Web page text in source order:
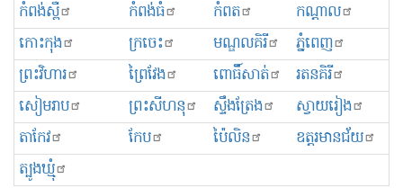
កំពង់ស្ពឺ
កំពង់ធំ កំពត
កណ្ដាល
កោះកុង
ក្រចេះ មណ្ឌលគិរី
ភ្នំពេញ
ព្រះ​វិហារ
ព្រៃវែង ពោធិ៍សាត់
រតនគិរី
សៀមរាប
ព្រះសីហនុ ស្ទឹងត្រែង
ស្វាយរៀង
តាកែវ
កែប ប៉ៃលិន
ឧត្ដរមានជ័យ
ត្បូងឃ្មុំ